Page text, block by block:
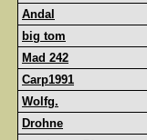
Andal
big tom
Mad 242
Carp1991
Wolfg.
Drohne